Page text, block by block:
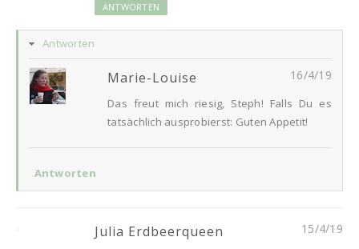
ANTWORTEN
Antworten
Marie-Louise 16/4/19
Das freut mich riesig, Steph! Falls Du es
tatsächlich ausprobierst: Guten Appetit!
Antworten
Julia Erdbeerqueen 15/4/19